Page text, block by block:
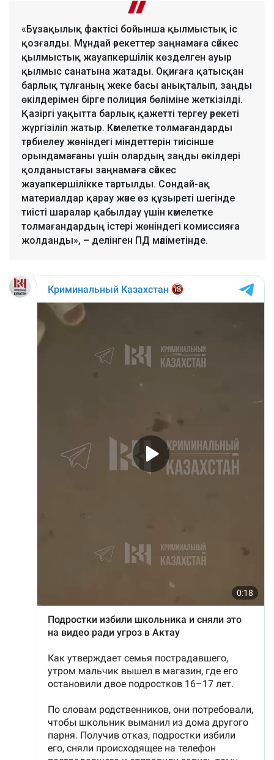
«Бұзақылық фактісі бойынша қылмыстық іс
қозғалды. Мұндай әрекеттер заңнамаға сәйкес
қылмыстық жауапкершілік көзделген ауыр
қылмыс санатына жатады. Оқиғаға қатысқан
барлық тұлғаның жеке басы анықталып, заңды
өкілдерімен бірге полиция бөліміне жеткізілді.
Қазіргі уақытта барлық қажетті тергеу әрекеті
жүргізіліп жатыр. Кәмелетке толмағандарды
тәрбиелеу жөніндегі міндеттерін тиісінше
орындамағаны үшін олардың заңды өкілдері
қолданыстағы заңнамаға сәйкес
жауапкершілікке тартылды. Сондай-ақ
материалдар қарау және өз құзыреті шегінде
тиісті шаралар қабылдау үшін кәмелетке
толмағандардың істері жөніндегі комиссияға
жолданды», – делінген ПД мәліметінде.